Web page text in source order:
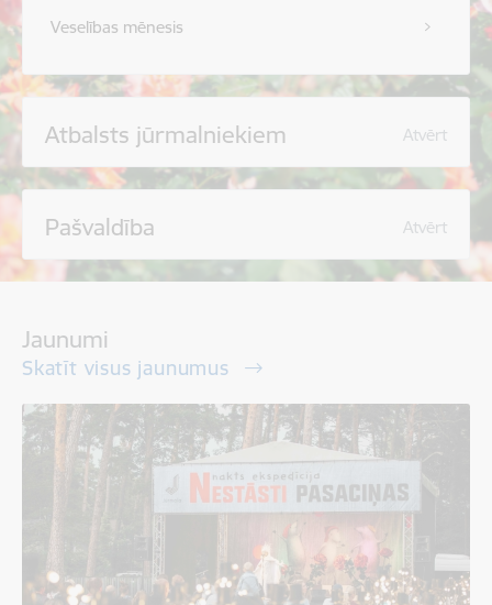
Veselības mēnesis
Atbalsts jūrmalniekiem Atvērt
Pašvaldība Atvērt
Jaunumi
Skatīt visus jaunumus